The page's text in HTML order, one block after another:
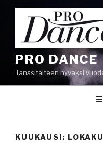
Siirry
sisältöön
PRO DANCE
Tanssitaiteen hyväksi
KUUKAUSI: